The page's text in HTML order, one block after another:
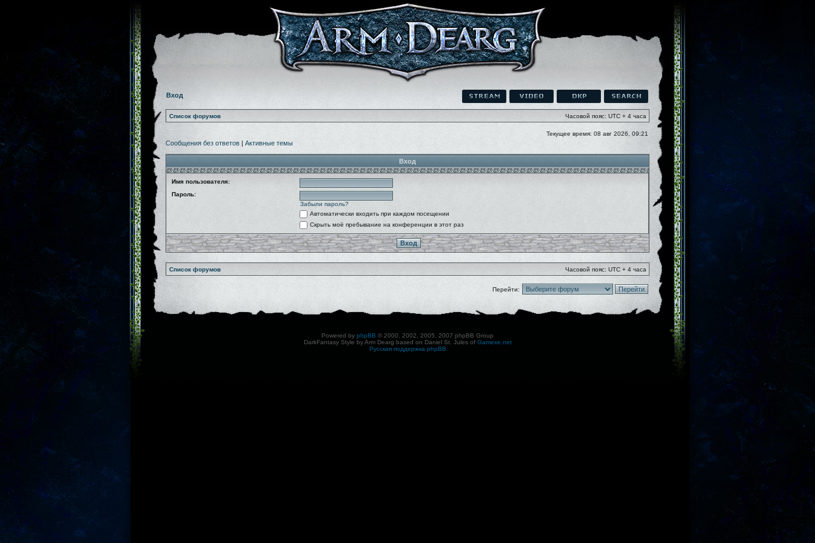
Вход
Список форумов Часовой пояс: UTC + 4 часа
Текущее время: 08 авг 2026, 09:21
Сообщения без ответов | Активные темы
Вход
Имя пользователя:
Пароль:
Забыли пароль?
Автоматически входить при каждом посещении
Скрыть моё пребывание на конференции в этот раз
Список форумов Часовой пояс: UTC + 4 часа
Перейти:
Powered by phpBB © 2000, 2002, 2005, 2007 phpBB Group
DarkFantasy Style by Arm Dearg based on Daniel St. Jules of Gamexe.net
Русская поддержка phpBB